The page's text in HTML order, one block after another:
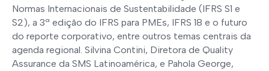
Normas Internacionais de Sustentabilidade (IFRS S1 e
S2), a 3ª edição do IFRS para PMEs, IFRS 18 e o futuro
do reporte corporativo, entre outros temas centrais da
agenda regional. Silvina Contini, Diretora de Quality
Assurance da SMS Latinoamérica, e Pahola George,